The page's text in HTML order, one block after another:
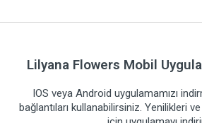
Lilyana Flowers Mobil
IOS veya Android uygulamamızı
bağlantıları kullanabilirsiniz. Yenilikleri